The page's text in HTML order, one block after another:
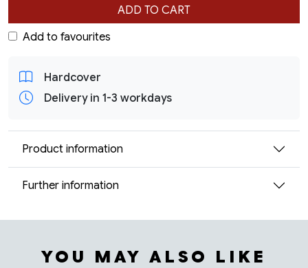
ADD TO CART
Add to favourites
Hardcover
Delivery in 1-3 workdays
Product information
Further information
YOU MAY ALSO LIKE